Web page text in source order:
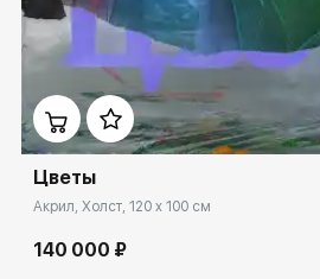
Цветы
Акрил, Холст, 120 x 100 см
140 000 ₽